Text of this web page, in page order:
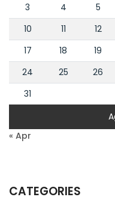
3
4 5
10
11 12
17
18 19
24
25 26
31
« Apr
CATEGORIES